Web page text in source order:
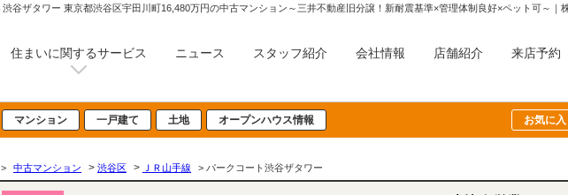
渋谷ザタワー 東京都渋谷区宇田川町16,480万円の中古マンション～三井不動産旧分譲！新耐震基準×管理体制良好×ペット可～｜
住まいに関するサービス ニュース スタッフ紹介 会社情報 店舗紹介 来店予約
マンション 一戸建て 土地 オープンハウス情報 お気に
> 中古マンション > 渋谷区 > ＪＲ山手線 > パークコート渋谷ザタワー